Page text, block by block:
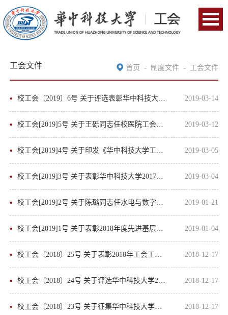
工会文件 首页 - 制度文件 - 工会文件
校工会〔2019〕6号 关于评选表彰华中科技大学2019年“十佳青年教工”的通知 2019-03-14
校工会[2019]5号 关于王砾同志任校医院工会主席的批复 New
2019-03-12
校工会[2019]4号 关于印发《华中科技大学工会2019年工作要点》的通知 2019-03-05
校工会[2019]3号 关于表彰华中科技大学2017-2018年度“十佳女教职工”的决定 2019-03-04
校工会[2019]2号 关于陈璐同志任水电与数字化工程学院工会主席的批复 2019-01-21
校工会[2019]1号 关于表彰2018年度先进基层工会和先进工会活动积极分子的决定 2019-01-04
校工会〔2018〕25号 关于表彰2018年工会工作理论研究获奖论文的决定 2018-12-17
校工会〔2018〕24号 关于评选华中科技大学2017-2018年度“十佳女教职工”的通知 2018-12-17
校工会〔2018〕23号 关于征集华中科技大学四届三次教代会提案的通知 2018-12-17